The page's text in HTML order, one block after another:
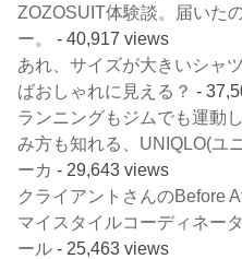
ZOZOSUIT体験談。届いた
ー。
- 40,917 views
あれ、サイズが大きいシャ
ばおしゃれに見える？ -
ランニングもジムでも運動
み方も知れる、UNIQLO(ユ
ーカ - 29,643 views
クライアントさんのBefore
マイスタイルコーディネー
ール - 25,463 views